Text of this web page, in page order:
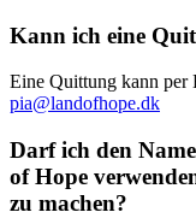
Kann ich eine
Eine Quittung kann per
pia@landofhope.dk
Darf ich den
of Hope
zu machen?